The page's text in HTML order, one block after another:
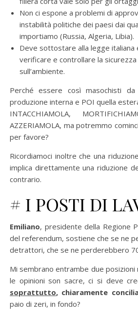
Non ci espone a problemi di
instabilità politiche dei paesi dai
importiamo (Russia, Algeria, Libia).
Deve sottostare alla legge italiana
verificare e controllare la sicurezza
sull’ambiente.
Perché essere così masochisti da
produzione interna e POI quella
INTACCHIAMOLA,
AZZERIAMOLA, ma potremmo
per favore?
Ricordiamoci inoltre che una
implica direttamente una riduzione
contrario.
# I POSTI DI
Emiliano, presidente della Regione
del referendum, sostiene che se ne
detrattori, che se ne perderebbero
Mi sembrano entrambe due
le opinioni son sacre, ci si deve
soprattutto, chiaramente
paio di zeri, in fondo?